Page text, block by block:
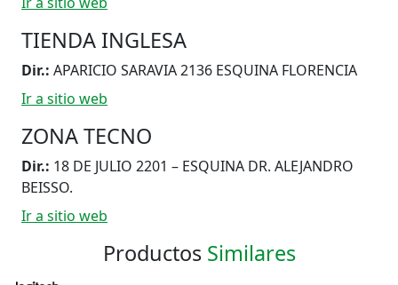
TIENDA INGLESA
Dir.: APARICIO SARAVIA 2136 ESQUINA FLORENCIA
Ir a sitio web
ZONA TECNO
Dir.: 18 DE JULIO 2201 – ESQUINA DR. ALEJANDRO
BEISSO.
Ir a sitio web
Productos Similares